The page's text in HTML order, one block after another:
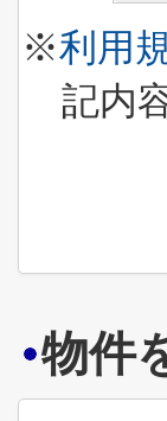
※利用
記内
物件